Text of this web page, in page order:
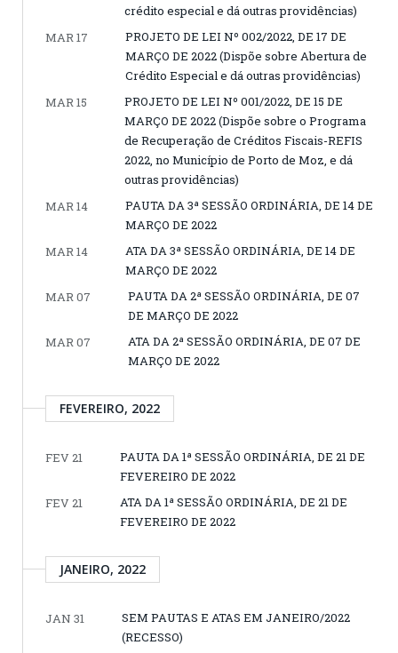
crédito especial e dá outras providências)
MAR 17
PROJETO DE LEI Nº 002/2022, DE 17 DE
MARÇO DE 2022 (Dispõe sobre Abertura de
Crédito Especial e dá outras providências)
MAR 15
PROJETO DE LEI Nº 001/2022, DE 15 DE
MARÇO DE 2022 (Dispõe sobre o Programa
de Recuperação de Créditos Fiscais-REFIS
2022, no Município de Porto de Moz, e dá
outras providências)
MAR 14
PAUTA DA 3ª SESSÃO ORDINÁRIA, DE 14 DE
MARÇO DE 2022
MAR 14
ATA DA 3ª SESSÃO ORDINÁRIA, DE 14 DE
MARÇO DE 2022
MAR 07
PAUTA DA 2ª SESSÃO ORDINÁRIA, DE 07
DE MARÇO DE 2022
MAR 07
ATA DA 2ª SESSÃO ORDINÁRIA, DE 07 DE
MARÇO DE 2022
FEVEREIRO, 2022
FEV 21
PAUTA DA 1ª SESSÃO ORDINÁRIA, DE 21 DE
FEVEREIRO DE 2022
FEV 21
ATA DA 1ª SESSÃO ORDINÁRIA, DE 21 DE
FEVEREIRO DE 2022
JANEIRO, 2022
JAN 31
SEM PAUTAS E ATAS EM JANEIRO/2022
(RECESSO)